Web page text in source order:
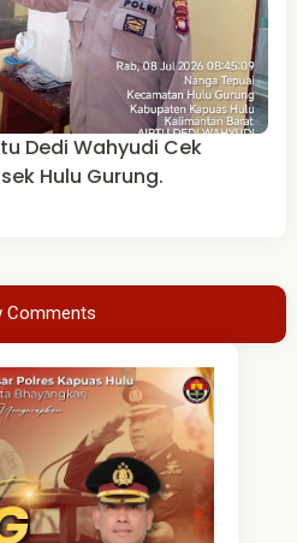
Dedi Wahyudi Cek
Hulu Gurung.
Comments